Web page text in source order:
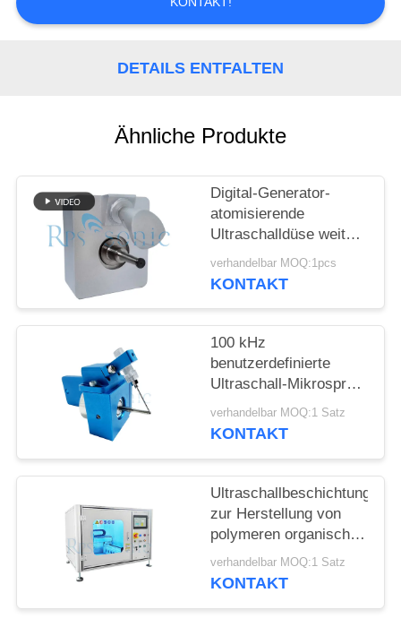
FÄLLE
DATENSCHUTZRICHTLINIE
DETAILS ENTFALTEN
Ähnliche Produkte
Digital-Generator-
atomisierende
Ultraschalldüse weit
Sprüh für das Fluss-
Sprühen
verhandelbar MOQ:1pcs
KONTAKT
100 kHz
benutzerdefinierte
Ultraschall-Mikrospray-
Düsennebel-Nebel-
Atomisierer
verhandelbar MOQ:1 Satz
KONTAKT
Ultraschallbeschichtung
zur Herstellung von
polymeren organischen
Leuchtdioden
verhandelbar MOQ:1 Satz
KONTAKT